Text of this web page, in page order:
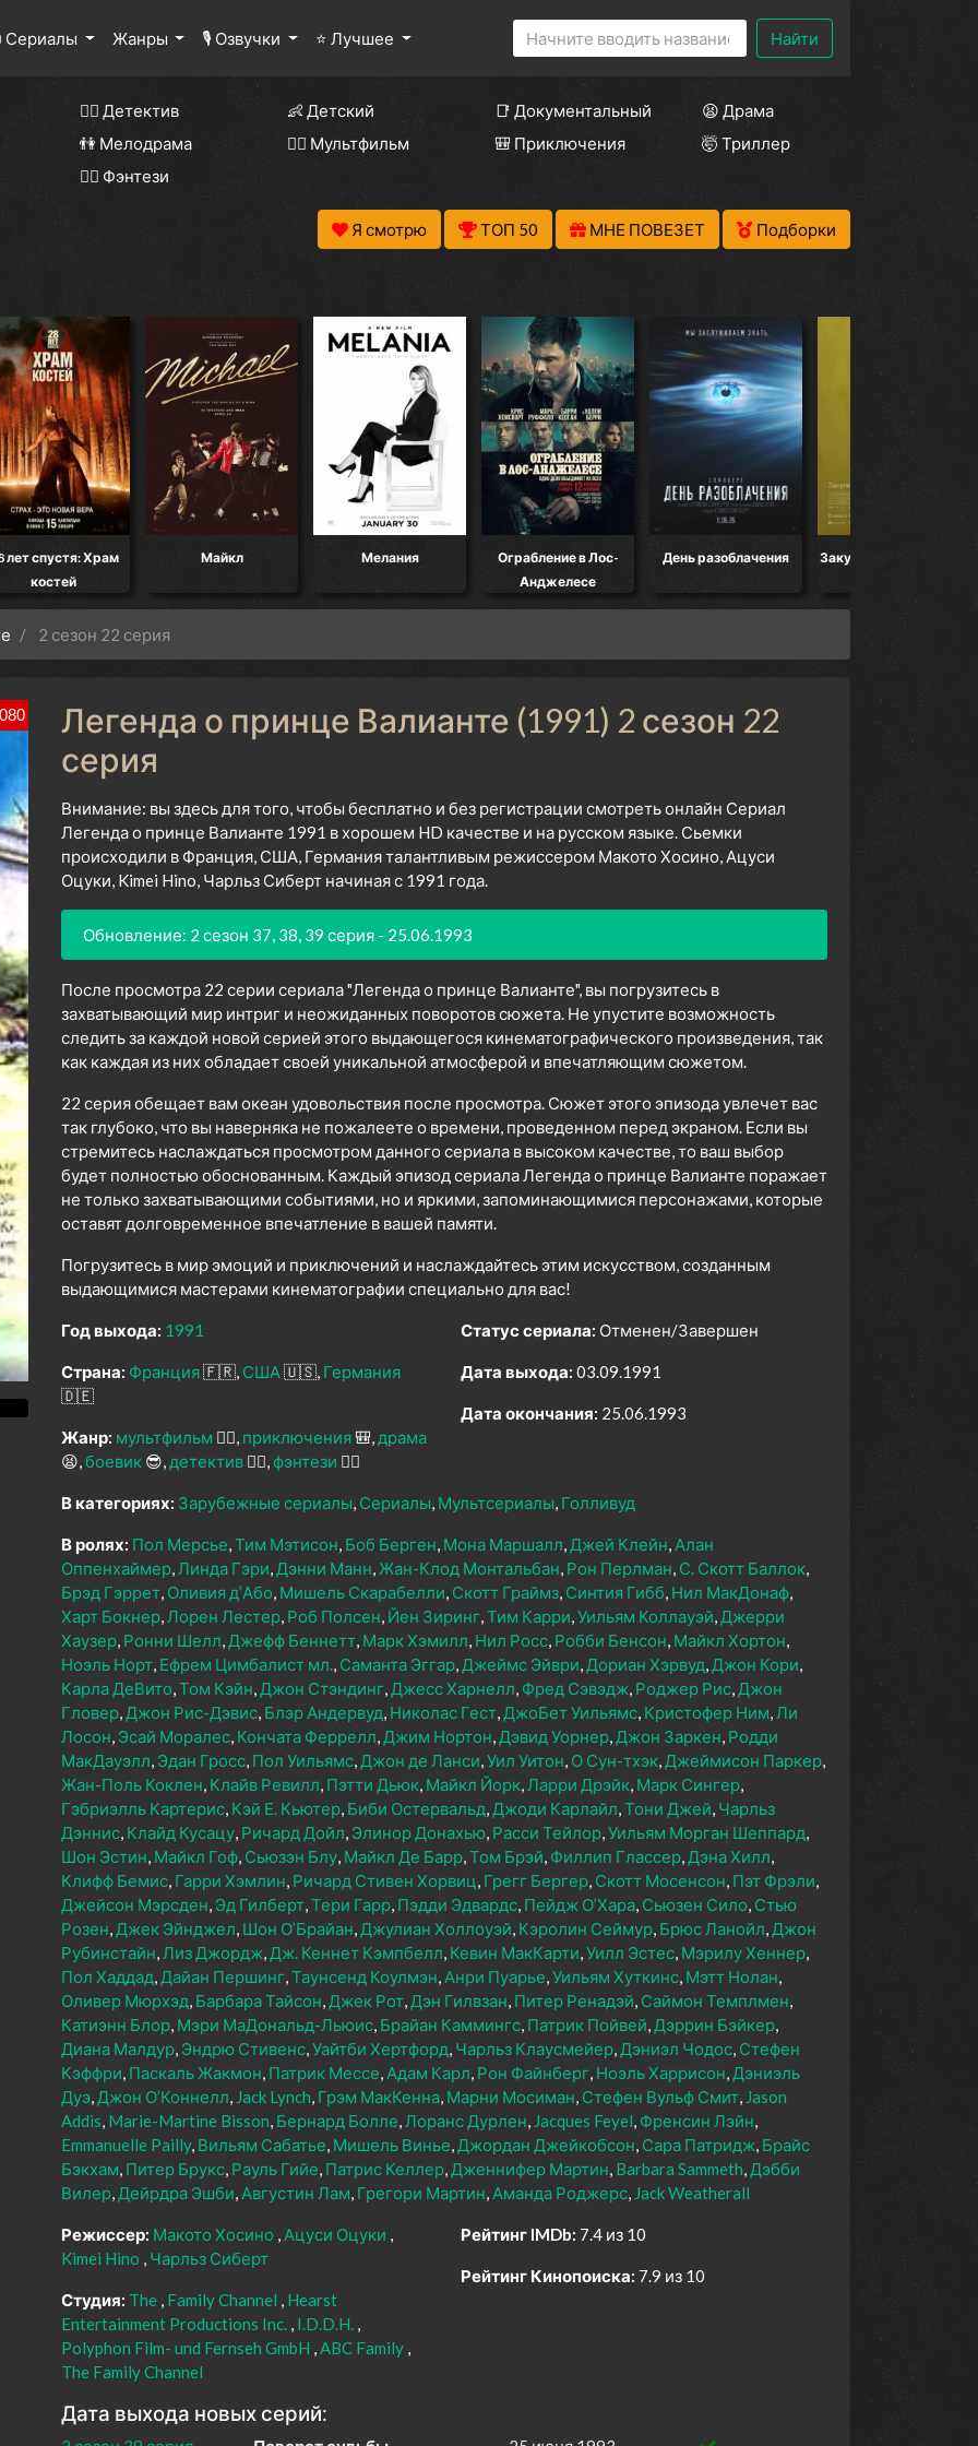
Сериалы Жанры 🎙 Озвучки ⭐ Лучшее Найти
🕵️‍♂️ Детектив 👶 Детский 📑 Документальный
😫 Драма
👫 Мелодрама 🧚‍♀️ Мультфильм 🎒 Приключения
🤯 Триллер
🧝‍♂️ Фэнтези
Я смотрю ТОП 50 МНЕ ПОВЕЗЕТ Подборки
лет спустя: Храм
костей
Майкл Мелания
Ограбление в Лос-
Анджелесе
День разоблачения Закулисье реальности
2 сезон 22 серия
Легенда о принце Валианте (1991) 2 сезон 22
серия
Внимание: вы здесь для того, чтобы бесплатно и без регистрации смотреть онлайн Сериал
Легенда о принце Валианте 1991 в хорошем HD качестве и на русском языке. Сьемки
происходили в Франция, США, Германия талантливым режиссером Макото Хосино, Ацуси
Оцуки, Kimei Hino, Чарльз Сиберт начиная с 1991 года.
Обновление: 2 сезон 37, 38, 39 серия - 25.06.1993
После просмотра 22 серии сериала "Легенда о принце Валианте", вы погрузитесь в
захватывающий мир интриг и неожиданных поворотов сюжета. Не упустите возможность
следить за каждой новой серией этого выдающегося кинематографического произведения, так
как каждая из них обладает своей уникальной атмосферой и впечатляющим сюжетом.
22 серия обещает вам океан удовольствия после просмотра. Сюжет этого эпизода увлечет вас
так глубоко, что вы наверняка не пожалеете о времени, проведенном перед экраном. Если вы
стремитесь наслаждаться просмотром данного сериала в высоком качестве, то ваш выбор
будет полностью обоснованным. Каждый эпизод сериала Легенда о принце Валианте поражает
не только захватывающими событиями, но и яркими, запоминающимися персонажами, которые
оставят долговременное впечатление в вашей памяти.
Погрузитесь в мир эмоций и приключений и наслаждайтесь этим искусством, созданным
выдающимися мастерами кинематографии специально для вас!
Год выхода: 1991
Страна: Франция🇫🇷 США🇺🇸 Германия
🇩🇪
Жанр: мультфильм 🧚‍♀️ приключения 🎒 драма
😫 боевик 😎 детектив 🕵️‍♂️ фэнтези 🧝‍♂️
Статус сериала: Отменен/Завершен
Дата выхода: 03.09.1991
Дата окончания: 25.06.1993
В категориях: Зарубежные сериалы Сериалы Мультсериалы Голливуд
В ролях: Пол Мерсье Тим Мэтисон Боб Берген Мона Маршалл Джей Клейн Алан
Оппенхаймер Линда Гэри Дэнни Манн Жан-Клод Монтальбан Рон Перлман С. Скотт Баллок
Брэд Гэррет Оливия д’Або Мишель Скарабелли Скотт Граймз Синтия Гибб Нил МакДонаф
Харт Бокнер Лорен Лестер Роб Полсен Йен Зиринг Тим Карри Уильям Коллауэй Джерри
Хаузер Ронни Шелл Джефф Беннетт Марк Хэмилл Нил Росс Робби Бенсон Майкл Хортон
Ноэль Норт Ефрем Цимбалист мл. Саманта Эггар Джеймс Эйври Дориан Хэрвуд Джон Кори
Карла ДеВито Том Кэйн Джон Стэндинг Джесс Харнелл Фред Сэвэдж Роджер Рис Джон
Гловер Джон Рис-Дэвис Блэр Андервуд Николас Гест ДжоБет Уильямс Кристофер Ним Ли
Лосон Эсай Моралес Кончата Феррелл Джим Нортон Дэвид Уорнер Джон Заркен Родди
МакДауэлл Эдан Гросс Пол Уильямс Джон де Ланси Уил Уитон О Сун-тхэк Джеймисон Паркер
Жан-Поль Коклен Клайв Ревилл Пэтти Дьюк Майкл Йорк Ларри Дрэйк Марк Сингер
Гэбриэлль Картерис Кэй Е. Кьютер Биби Остервальд Джоди Карлайл Тони Джей Чарльз
Дэннис Клайд Кусацу Ричард Дойл Элинор Донахью Расси Тейлор Уильям Морган Шеппард
Шон Эстин Майкл Гоф Сьюзэн Блу Майкл Де Барр Том Брэй Филлип Глассер Дэна Хилл
Клифф Бемис Гарри Хэмлин Ричард Стивен Хорвиц Грегг Бергер Скотт Мосенсон Пэт Фрэли
Джейсон Мэрсден Эд Гилберт Тери Гарр Пэдди Эдвардс Пейдж О’Хара Сьюзен Сило Стью
Розен Джек Эйнджел Шон О’Брайан Джулиан Холлоуэй Кэролин Сеймур Брюс Ланойл Джон
Рубинстайн Лиз Джордж Дж. Кеннет Кэмпбелл Кевин МакКарти Уилл Эстес Мэрилу Хеннер
Пол Хаддад Дайан Першинг Таунсенд Коулмэн Анри Пуарье Уильям Хуткинс Мэтт Нолан
Оливер Мюрхэд Барбара Тайсон Джек Рот Дэн Гилвзан Питер Ренадэй Саймон Темплмен
Катиэнн Блор Мэри МаДональд-Льюис Брайан Каммингс Патрик Пойвей Дэррин Бэйкер
Диана Малдур Эндрю Стивенс Уайтби Хертфорд Чарльз Клаусмейер Дэниэл Чодос Стефен
Кэффри Паскаль Жакмон Патрик Мессе Адам Карл Рон Файнберг Ноэль Харрисон Дэниэль
Дуэ Джон О’Коннелл Jack Lynch Грэм МакКенна Марни Мосиман Стефен Вульф Смит Jason
Addis Marie-Martine Bisson Бернард Болле Лоранс Дурлен Jacques Feyel Френсин Лэйн
Emmanuelle Pailly Вильям Сабатье Мишель Винье Джордан Джейкобсон Сара Патридж Брайс
Бэкхам Питер Брукс Рауль Гийе Патрис Келлер Дженнифер Мартин Barbara Sammeth Дэбби
Вилер Дейрдра Эшби Августин Лам Грегори Мартин Аманда Роджерс Jack Weatherall
Режиссер: Макото Хосино
Ацуси Оцуки
Kimei Hino
Чарльз Сиберт
Студия: The Family Channel
Hearst
Entertainment Productions Inc. I.D.D.H.
Polyphon Film- und Fernseh GmbH ABC Family
The Family Channel
Рейтинг IMDb: 7.4 из 10
Рейтинг Кинопоиска: 7.9 из 10
Дата выхода новых серий: